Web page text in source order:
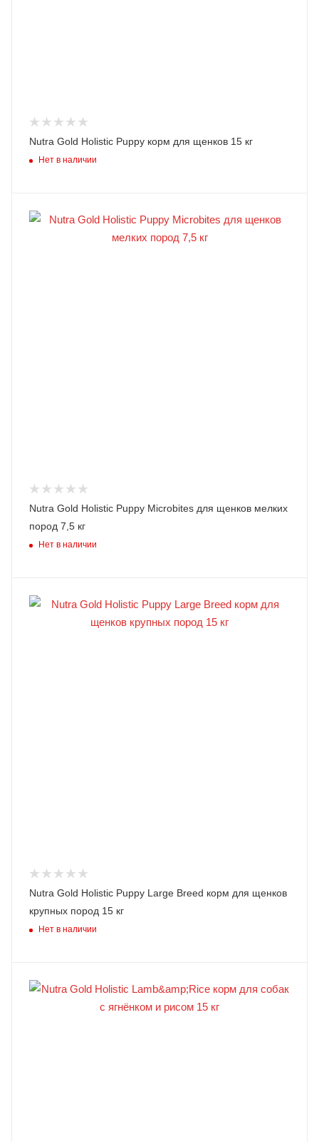
Nutra Gold Holistic Puppy корм для щенков 15 кг
Нет в наличии
Nutra Gold Holistic Puppy Microbites для щенков мелких
пород 7,5 кг
Нет в наличии
Nutra Gold Holistic Puppy Large Breed корм для щенков
крупных пород 15 кг
Нет в наличии